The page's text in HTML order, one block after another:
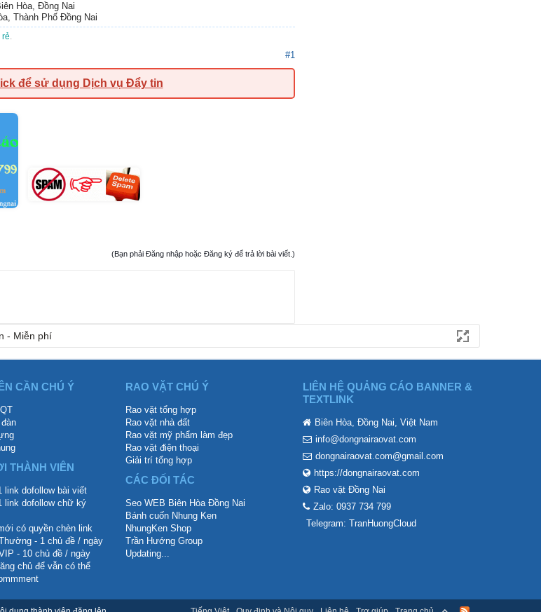
Hòa, Đồng Nai
Thành Phố Đồng Nai
rẻ.
#1
để sử dụng Dịch vụ Đẩy tin
(Bạn phải Đăng nhập hoặc Đăng ký để trả lời bài viết.)
- Miễn phí
CẦN CHÚ Ý
THÀNH VIÊN
dofollow bài viết
link dofollow chữ ký
có quyền chèn link
- 1 chủ đề / ngày
- 10 chủ đề / ngày
chủ để vẫn có thể
RAO VẶT CHÚ Ý
Rao vặt tổng hợp
Rao vặt nhà đất
Rao vặt mỹ phẩm làm đẹp
Rao vặt điện thoại
Giải trí tổng hợp
CÁC ĐỐI TÁC
Seo WEB Biên Hòa Đồng Nai
Bánh cuốn Nhung Ken
NhungKen Shop
Trần Hướng Group
Updating...
LIÊN HỆ QUẢNG CÁO BANNER &
TEXTLINK
Biên Hòa, Đồng Nai, Việt Nam
info@dongnairaovat.com
dongnairaovat.com@gmail.com
https://dongnairaovat.com
Rao vặt Đồng Nai
Zalo: 0937 734 799
Telegram: TranHuongCloud